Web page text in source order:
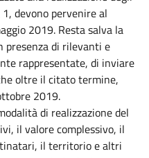
devono pervenire al
2019. Resta salva la
presenza di rilevanti e
rappresentate, di inviare
oltre il citato termine,
2019.
di realizzazione del
il valore complessivo, il
il territorio e altri